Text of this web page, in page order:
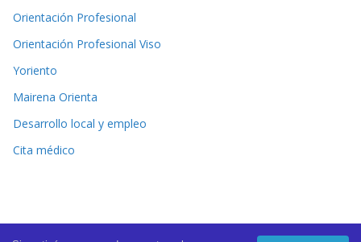
Orientación Profesional
Orientación Profesional Viso
Yoriento
Mairena Orienta
Desarrollo local y empleo
Cita médico